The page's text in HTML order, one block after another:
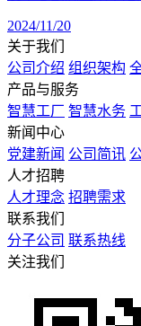
2024/11/20
关于我们
公司介绍 组织架构
产品与服务
智慧工厂 智慧水务
新闻中心
党建新闻 公司简讯
⼈才招聘
人才理念 招聘需求
联系我们
分子公司 联系热线
关注我们